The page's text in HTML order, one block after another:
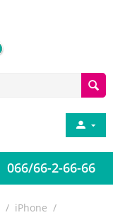
066/66-2-66-66
/ iPhone /